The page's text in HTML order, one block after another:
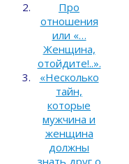
Про
отношения
или «…
Женщина,
отойдите!..».
«Несколько
тайн,
которые
мужчина и
женщина
должны